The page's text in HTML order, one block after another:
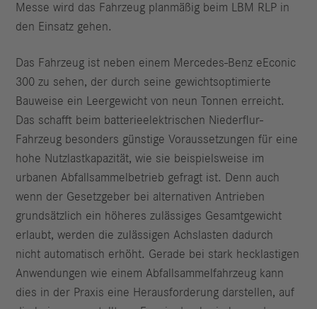
Messe wird das Fahrzeug planmäßig beim LBM RLP in
den Einsatz gehen.
Das Fahrzeug ist neben einem Mercedes-Benz eEconic
300 zu sehen, der durch seine gewichtsoptimierte
Bauweise ein Leergewicht von neun Tonnen erreicht.
Das schafft beim batterieelektrischen Niederflur-
Fahrzeug besonders günstige Voraussetzungen für eine
hohe Nutzlastkapazität, wie sie beispielsweise im
urbanen Abfallsammelbetrieb gefragt ist. Denn auch
wenn der Gesetzgeber bei alternativen Antrieben
grundsätzlich ein höheres zulässiges Gesamtgewicht
erlaubt, werden die zulässigen Achslasten dadurch
nicht automatisch erhöht. Gerade bei stark hecklastigen
Anwendungen wie einem Abfallsammelfahrzeug kann
dies in der Praxis eine Herausforderung darstellen, auf